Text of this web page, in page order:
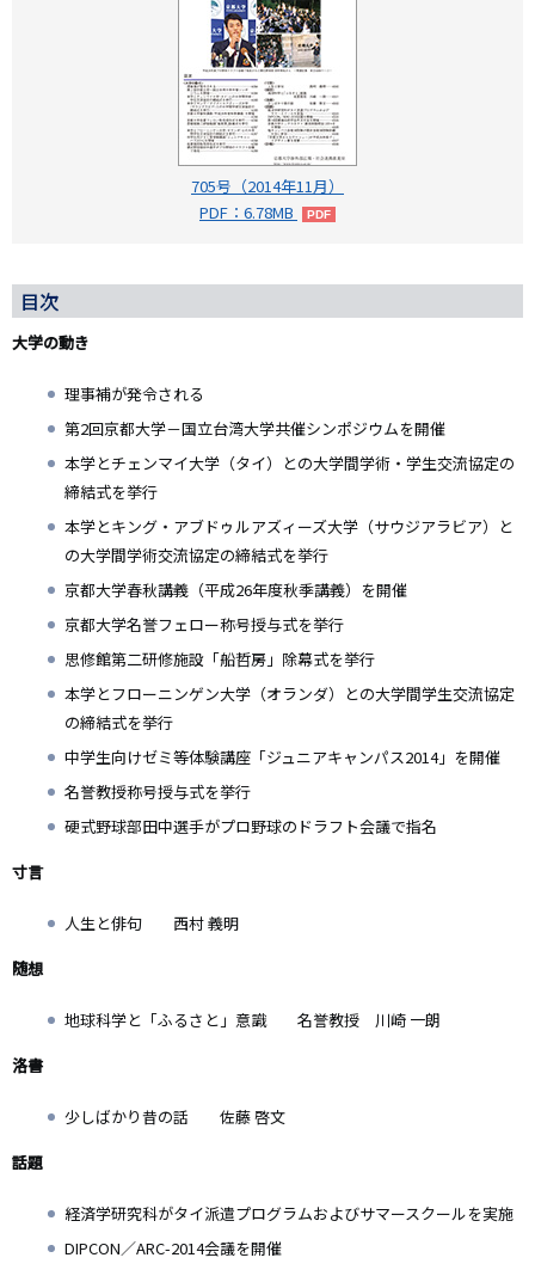
705号（2014年11月）
PDF：6.78MB
目次
大学の動き
理事補が発令される
第2回京都大学－国立台湾大学共催シンポジウムを開催
本学とチェンマイ大学（タイ）との大学間学術・学生交流協定の
締結式を挙行
本学とキング・アブドゥルアズィーズ大学（サウジアラビア）と
の大学間学術交流協定の締結式を挙行
京都大学春秋講義（平成26年度秋季講義）を開催
京都大学名誉フェロー称号授与式を挙行
思修館第二研修施設「船哲房」除幕式を挙行
本学とフローニンゲン大学（オランダ）との大学間学生交流協定
の締結式を挙行
中学生向けゼミ等体験講座「ジュニアキャンパス2014」を開催
名誉教授称号授与式を挙行
硬式野球部田中選手がプロ野球のドラフト会議で指名
寸言
人生と俳句 西村 義明
随想
地球科学と「ふるさと」意識 名誉教授 川崎 一朗
洛書
少しばかり昔の話 佐藤 啓文
話題
経済学研究科がタイ派遣プログラムおよびサマースクールを実施
DIPCON／ARC-2014会議を開催